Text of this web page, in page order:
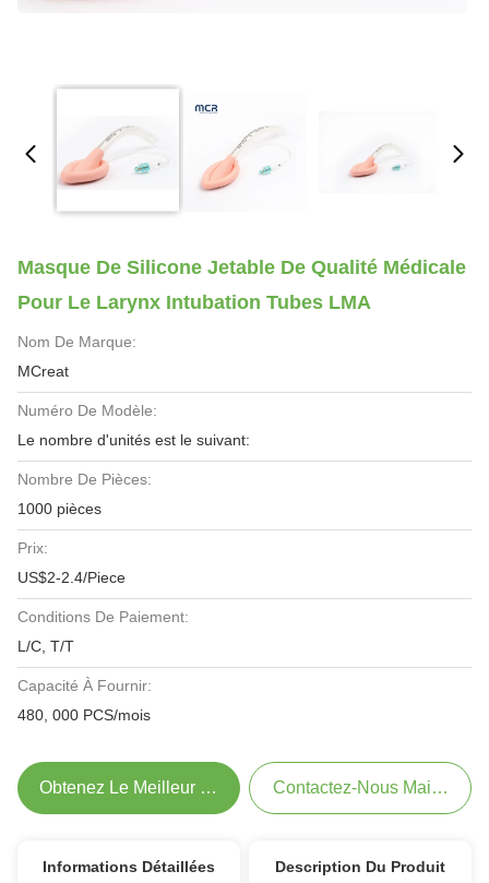
Masque De Silicone Jetable De Qualité Médicale
Pour Le Larynx Intubation Tubes LMA
Nom De Marque:
MCreat
Numéro De Modèle:
Le nombre d'unités est le suivant:
Nombre De Pièces:
1000 pièces
Prix:
US$2-2.4/Piece
Conditions De Paiement:
L/C, T/T
Capacité À Fournir:
480, 000 PCS/mois
Obtenez Le Meilleur Prix Contactez-Nous Maintenant
Informations Détaillées Description Du Produit